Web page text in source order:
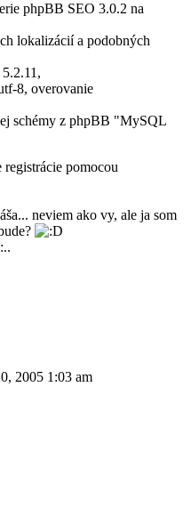
phpBB SEO 3.0.2 na
lokalizácií a podobných
8, overovanie
schémy z phpBB "MySQL
pomocou
neviem ako vy, ale ja som
2005 1:03 am